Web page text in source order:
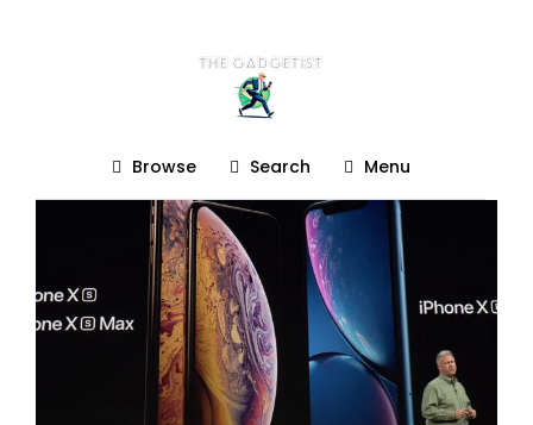
Browse Search Menu